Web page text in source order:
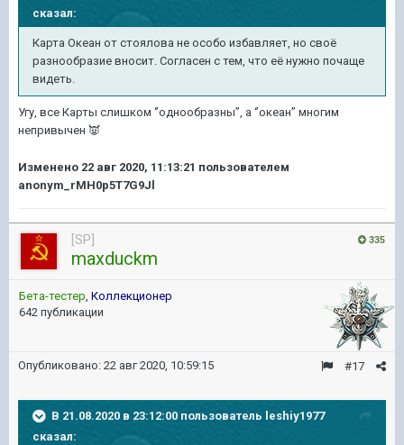
сказал:
Карта Океан от стоялова не особо избавляет, но своё
разнообразие вносит. Согласен с тем, что её нужно почаще
видеть.
Угу, все Карты слишком ‘’однообразны’’, а ‘’океан’’ многим
непривычен 👿
Изменено 22 авг 2020, 11:13:21 пользователем
anonym_rMH0p5T7G9Jl
335
[SP]
maxduckm
Бета-тестер, Коллекционер
642 публикации
#17
Опубликовано: 22 авг 2020, 10:59:15
В 21.08.2020 в 23:12:00 пользователь leshiy1977
сказал: